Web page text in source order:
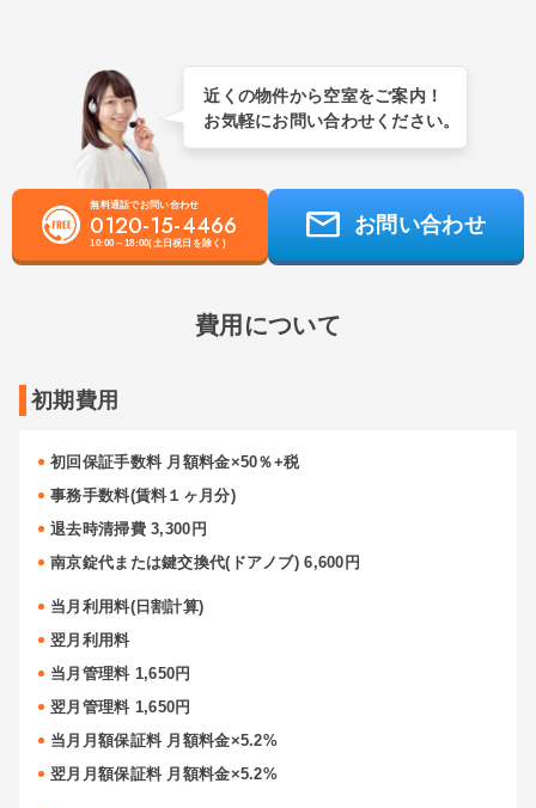
近くの物件から空室をご案内！
お気軽にお問い合わせください。
無料通話でお問い合わせ
0120-15-4466
10:00～18:00(土日祝日を除く)
お問い合わせ
費用について
初期費用
初回保証手数料 月額料金×50％+税
事務手数料(賃料１ヶ月分)
退去時清掃費 3,300円
南京錠代または鍵交換代(ドアノブ) 6,600円
当月利用料(日割計算)
翌月利用料
当月管理料 1,650円
翌月管理料 1,650円
当月月額保証料 月額料金×5.2%
翌月月額保証料 月額料金×5.2%